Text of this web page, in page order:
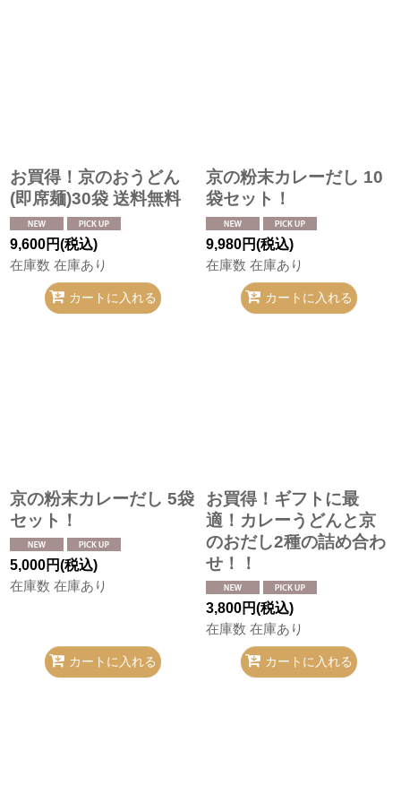
お買得！京のおうどん
(即席麺)30袋 送料無料
9,600円(税込)
在庫数 在庫あり
カートに入れる
京の粉末カレーだし 10
袋セット！
9,980円(税込)
在庫数 在庫あり
カートに入れる
京の粉末カレーだし 5袋
セット！
5,000円(税込)
在庫数 在庫あり
カートに入れる
お買得！ギフトに最
適！カレーうどんと京
のおだし2種の詰め合わ
せ！！
3,800円(税込)
在庫数 在庫あり
カートに入れる